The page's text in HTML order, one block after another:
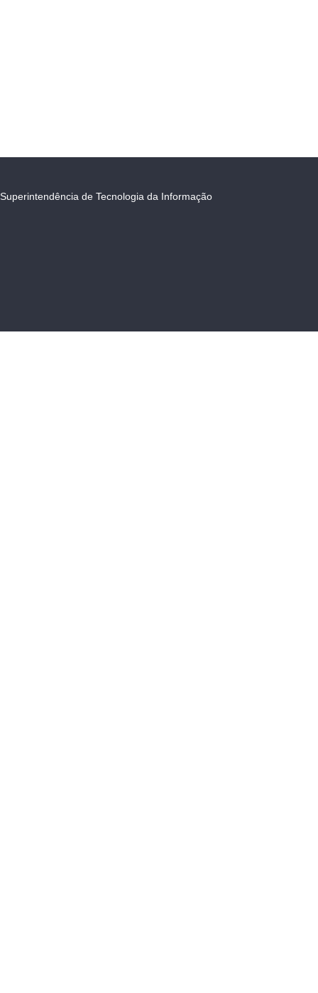
Superintendência de Tecnologia da Informação